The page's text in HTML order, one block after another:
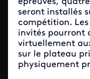
seront installés
compétition.
invités pourront
virtuellement
sur le plateau
physiquement